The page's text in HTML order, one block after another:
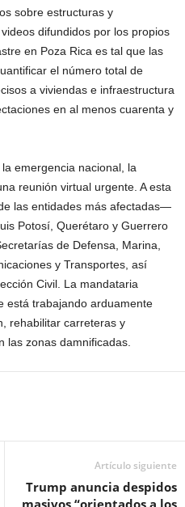
sobre estructuras y
difundidos por los propios
en Poza Rica es tal que las
el número total de
a viviendas e infraestructura
en al menos cuarenta y
emergencia nacional, la
reunión virtual urgente. A esta
las entidades más afectadas—
Potosí, Querétaro y Guerrero
de Defensa, Marina,
y Transportes, así
Civil. La mandataria
está trabajando arduamente
rehabilitar carreteras y
las zonas damnificadas.
Artículo siguiente
Trump anuncia despidos
masivos “orientados a los